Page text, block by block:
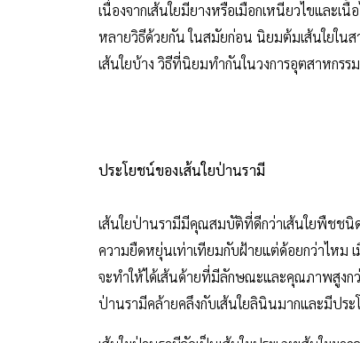
เนื่องจากเส้นใยมียางหรือเมือกเหนียวไขและเ
หลายวิธีด้วยกัน ในสมัยก่อน นิยมต้มเส้นใยในส
เส้นใยบ้าง วิธีที่นิยมทำกันในวงการอุตสาหกร
ประโยชน์ของเส้นใยป่านรามี
เส้นใยป่านรามีมีคุณสมบัติที่ดีกว่าเส้นใยพืชชนิ
ความยืดหยุ่นเท่าเทียมกับฝ้ายแต่ด้อยกว่าไหม
จะทำให้ได้เส้นด้ายที่มีลักษณะและคุณภาพสูงก
ป่านรามีคล้ายคลึงกับเส้นใยลินินมากและมีปร